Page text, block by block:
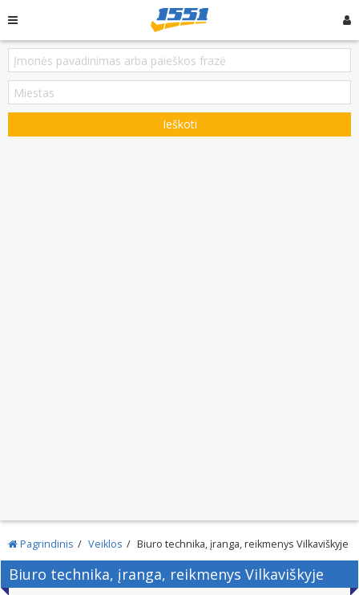
Ieškoti
Pagrindinis Veiklos Biuro technika, įranga, reikmenys Vilkaviškyje
Biuro technika, įranga, reikmenys Vilkaviškyje